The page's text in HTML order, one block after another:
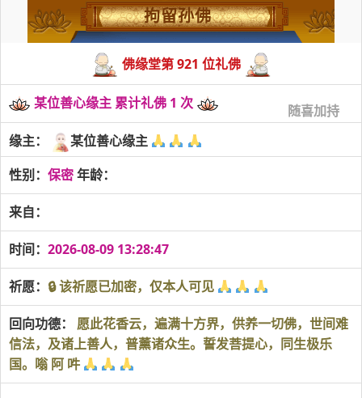
拘留孙佛
佛缘堂第 921 位礼佛
某位善心缘主 累计礼佛 1 次 随喜加持
缘主：
某位善心缘主
性别： 保密年龄：
来自：
时间： 2026-08-09 13:28:47
祈愿： 🔒 该祈愿已加密，仅本人可见
回向功德： 愿此花香云，遍满十方界，供养一切佛，世间难
信法，及诸上善人，普薰诸众生。誓发菩提心，同生极乐
国。嗡 阿 吽